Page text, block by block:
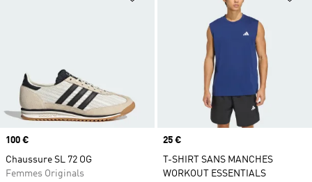
Prix
100 €
Chaussure SL 72 OG
Femmes Originals
Prix
25 €
T-SHIRT SANS MANCHES
WORKOUT ESSENTIALS